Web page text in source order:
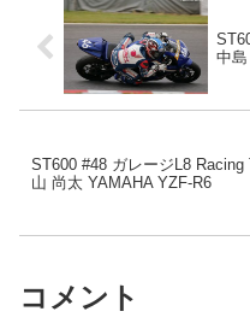
中
ST600 #48 ガレージL8 Racing
山 尚太 YAMAHA YZF-R6
コメント